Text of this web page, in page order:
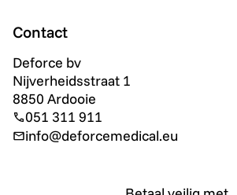
Contact
Deforce bv
Nijverheidsstraat 1
8850 Ardooie
051 311 911
info@deforcemedical.eu